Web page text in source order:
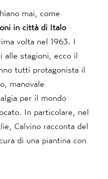
mai, come
in città di Italo
volta nel 1963. I
alle stagioni, ecco il
tutti protagonista il
manovale
per il mondo
In particolare, nel
Calvino racconta del
di una piantina con